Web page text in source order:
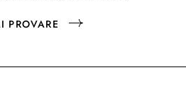
PROVARE